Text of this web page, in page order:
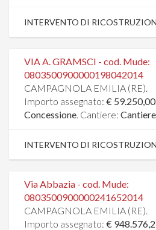
INTERVENTO DI
VIA A. GRAMSCI - cod. Mude:
0803500900000198042014
CAMPAGNOLA EMILIA (RE).
Importo assegnato: € 59.250,00
Concessione. Cantiere:
INTERVENTO DI
Via Abbazia - cod. Mude:
0803500900000241652014
CAMPAGNOLA EMILIA (RE).
Importo assegnato: €